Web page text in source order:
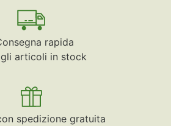
rapida
articoli in stock
spedizione gratuita